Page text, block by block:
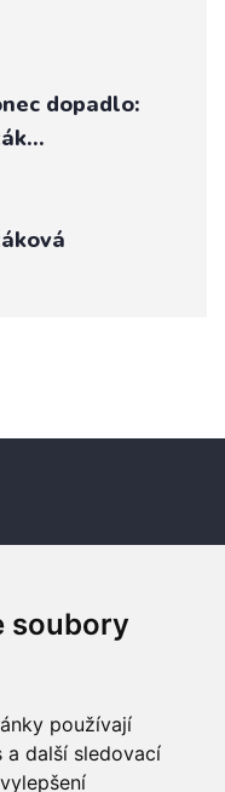
soubory
používají
a další sledovací
dopadlo: